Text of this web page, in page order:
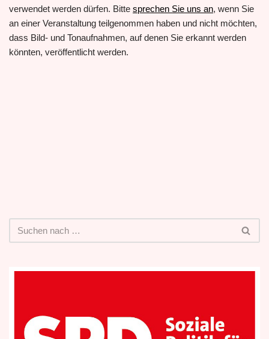
verwendet werden dürfen. Bitte sprechen Sie uns an, wenn Sie
an einer Veranstaltung teilgenommen haben und nicht möchten,
dass Bild- und Tonaufnahmen, auf denen Sie erkannt werden
könnten, veröffentlicht werden.